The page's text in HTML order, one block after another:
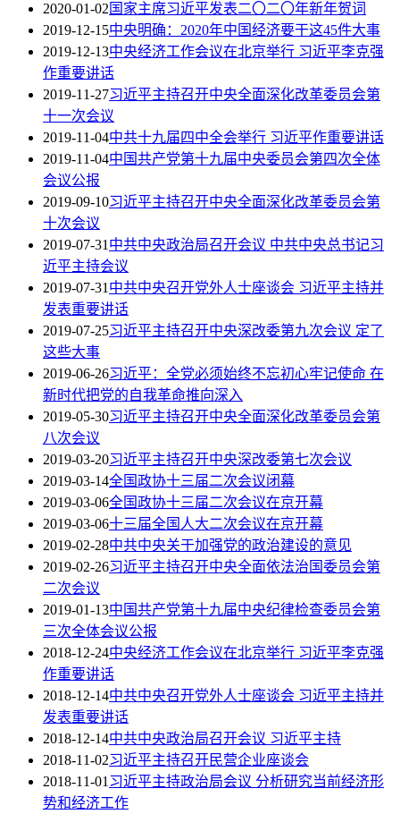
2020-01-02国家主席习近平发表二〇二〇年新年贺词
2019-12-15中央明确：2020年中国经济要干这45件大事
2019-12-13中央经济工作会议在北京举行 习近平李克强
作重要讲话
2019-11-27习近平主持召开中央全面深化改革委员会第
十一次会议
2019-11-04中共十九届四中全会举行 习近平作重要讲话
2019-11-04中国共产党第十九届中央委员会第四次全体
会议公报
2019-09-10习近平主持召开中央全面深化改革委员会第
十次会议
2019-07-31中共中央政治局召开会议 中共中央总书记习
近平主持会议
2019-07-31中共中央召开党外人士座谈会 习近平主持并
发表重要讲话
2019-07-25习近平主持召开中央深改委第九次会议 定了
这些大事
2019-06-26习近平：全党必须始终不忘初心牢记使命 在
新时代把党的自我革命推向深入
2019-05-30习近平主持召开中央全面深化改革委员会第
八次会议
2019-03-20习近平主持召开中央深改委第七次会议
2019-03-14全国政协十三届二次会议闭幕
2019-03-06全国政协十三届二次会议在京开幕
2019-03-06十三届全国人大二次会议在京开幕
2019-02-28中共中央关于加强党的政治建设的意见
2019-02-26习近平主持召开中央全面依法治国委员会第
二次会议
2019-01-13中国共产党第十九届中央纪律检查委员会第
三次全体会议公报
2018-12-24中央经济工作会议在北京举行 习近平李克强
作重要讲话
2018-12-14中共中央召开党外人士座谈会 习近平主持并
发表重要讲话
2018-12-14中共中央政治局召开会议 习近平主持
2018-11-02习近平主持召开民营企业座谈会
2018-11-01习近平主持政治局会议 分析研究当前经济形
势和经济工作